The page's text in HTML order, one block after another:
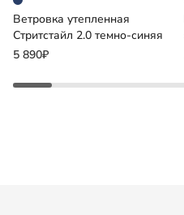
Ветровка утепленная
Стритстайл 2.0 темно-синяя
5 890₽